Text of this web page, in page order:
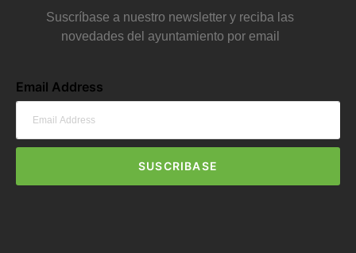
Suscríbase a nuestro newsletter y reciba las
novedades del ayuntamiento por email
Email Address
SUSCRIBASE